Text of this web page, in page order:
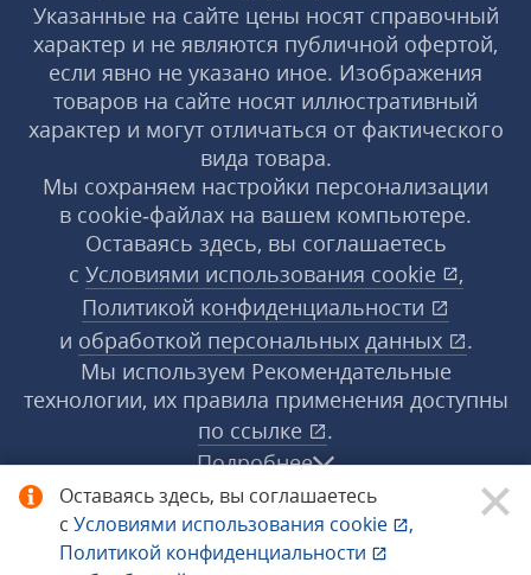
Оставаясь здесь, вы соглашаетесь
с Условиями использования cookie
,
Политикой конфиденциальности
Указанные на сайте цены носят справочный
характер и не являются публичной офертой,
если явно не указано иное. Изображения
товаров на сайте носят иллюстративный
характер и могут отличаться от фактического
вида товара.
Мы сохраняем настройки персонализации
в cookie‑файлах на вашем компьютере.
Оставаясь здесь, вы соглашаетесь
с Условиями использования cookie
,
Политикой конфиденциальности
и обработкой персональных данных
.
Мы используем Рекомендательные
технологии, их правила применения доступны
по ссылке
.
Подробнее
© 1998−2026 «1С‑Рарус» ®. Все права
защищены.